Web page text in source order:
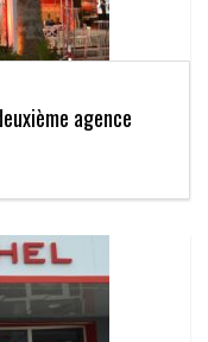
agence